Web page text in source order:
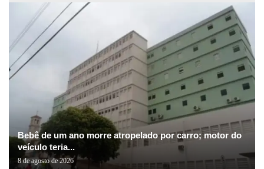
Bebê de um ano morre atropelado por carro; motor do
veículo teria...
8 de agosto de 2026